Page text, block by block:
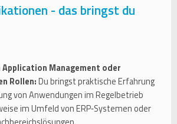
- das bringst du
Management oder
Rollen:Du bringst praktische Erfahrung
von Anwendungen im Regelbetrieb
im Umfeld von ERP‑Systemen oder